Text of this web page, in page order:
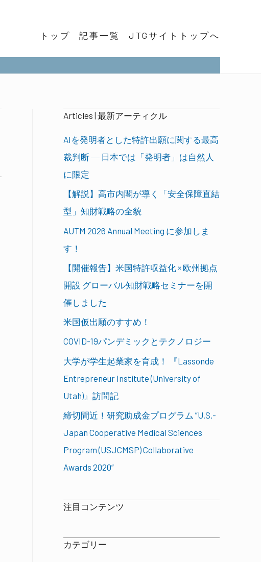
トップ 記事一覧 JTGサイトトップへ
Articles | 最新アーティクル
AIを発明者とした特許出願に関する最高
裁判断 ― 日本では「発明者」は自然人
に限定
【解説】高市内閣が導く「安全保障直結
型」知財戦略の全貌
AUTM 2026 Annual Meeting に参加しま
す！
【開催報告】米国特許収益化 × 欧州拠点
開設 グローバル知財戦略セミナーを開
催しました
米国仮出願のすすめ！
COVID-19パンデミックとテクノロジー
大学が学生起業家を育成！ 『Lassonde
Entrepreneur Institute (University of
Utah)』訪問記
締切間近！研究助成金プログラム ”U.S.-
Japan Cooperative Medical Sciences
Program (USJCMSP) Collaborative
Awards 2020“
注目コンテンツ
カテゴリー